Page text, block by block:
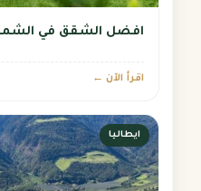
افضل الشقق في
اقرأ الآن ←
ايطاليا